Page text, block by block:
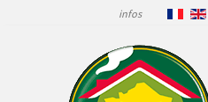
infos